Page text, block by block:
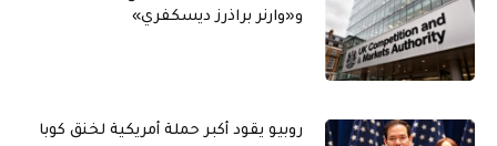
و«وارنر براذرز ديسكفري»
روبيو يقود أكبر حملة أمريكية لخنق كوبا